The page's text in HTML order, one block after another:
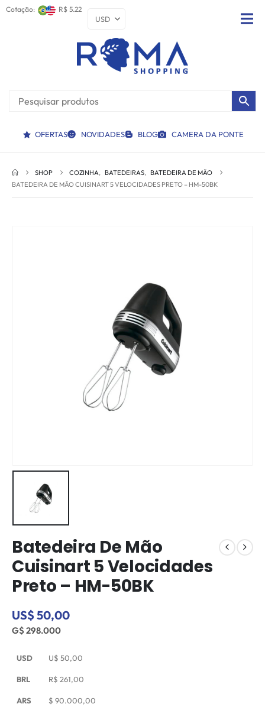
Cotação: R$ 5.22
OFERTAS NOVIDADES BLOG CAMERA DA PONTE
SHOP COZINHA, BATEDEIRAS, BATEDEIRA DE MÃO
BATEDEIRA DE MÃO CUISINART 5 VELOCIDADES PRETO – HM-50BK
Batedeira De Mão
Cuisinart 5 Velocidades
Preto – HM-50BK
US$ 50,00
G$ 298.000
USD U$ 50,00
BRL R$ 261,00
ARS $ 90.000,00